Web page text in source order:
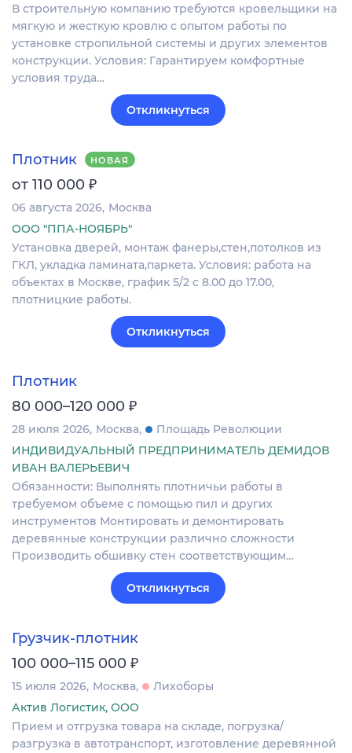
В строительную компанию требуются кровельщики на
мягкую и жесткую кровлю с опытом работы по
установке стропильной системы и других элементов
конструкции. Условия: Гарантируем комфортные
условия труда…
Откликнуться
Плотник НОВАЯ
от 110 000 ₽
06 августа 2026 Москва
ООО "ППА-НОЯБРЬ"
Установка дверей, монтаж фанеры,стен,потолков из
ГКЛ, укладка ламината,паркета. Условия: работа на
объектах в Москве, график 5/2 с 8.00 до 17.00,
плотницкие работы.
Откликнуться
Плотник
80 000–120 000 ₽
28 июля 2026 Москва
Площадь Революции
ИНДИВИДУАЛЬНЫЙ ПРЕДПРИНИМАТЕЛЬ ДЕМИДОВ
ИВАН ВАЛЕРЬЕВИЧ
Обязанности: Выполнять плотничьи работы в
требуемом объеме с помощью пил и других
инструментов Монтировать и демонтировать
деревянные конструкции различно сложности
Производить обшивку стен соответствующим…
Откликнуться
Грузчик-плотник
100 000–115 000 ₽
15 июля 2026 Москва
Лихоборы
Актив Логистик, ООО
Прием и отгрузка товара на складе, погрузка/
разгрузка в автотранспорт, изготовление деревянной